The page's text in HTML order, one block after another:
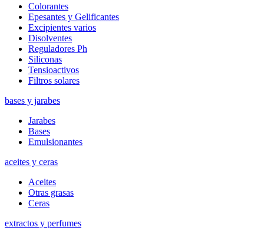
Colorantes
Epesantes y Gelificantes
Excipientes varios
Disolventes
Reguladores Ph
Siliconas
Tensioactivos
Filtros solares
bases y jarabes
Jarabes
Bases
Emulsionantes
aceites y ceras
Aceites
Otras grasas
Ceras
extractos y perfumes